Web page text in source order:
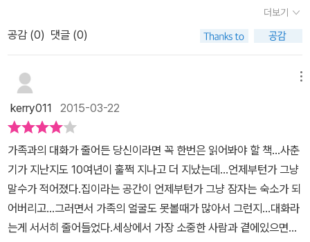
저자는 '가족이란 사람과 사람이 부대끼며 온갖 야단법석을 일으키는
인간관계의 압력솥이다'란 표현을 쓰면서 가족을 '소규모 담화 공동체
이자 언어를 통해 형성되고 유지되는 유기체로 본다'는데요. 그것은
가족이 소속감의 근원이요 개개인 존재의 기초이자 모든 행위의 초석
이기 때문이랍니다. 그리고 대화를 통해 가족이 형성되는 원리를 파
악하는데 활용되는 저자가 정의한 개념이 나오는데요. 그것은 <메시
지>와 <메타메시지>란 개념입니다. <메타메시지>란 입 밖으로 나
오진 않았으나 그 사람의 말투나 어휘와 같은 화법과 우리가 현재의
대화와 관련되어 있다고 생각하는 것들을 근거로 해서 추정하는 의미
라 합니다. 쉽게 얘기하자면 <메시지>는 겉뜻을 전달하는 것을 말하
고 <메타메시지>는 속뜻을 전달하는 것을 말하는 것 같습니다. 그 외
에도 <프레임 설정>, <결속>과 <통제>등 많은 개념들이 초장부터
재이면서 한편으로 나를 힘들게 하는 존재 이기도 하다.장점보다 단
점을 많이 이야기 할까? 그 의도를 모르는것 아닌데. 무조건 고칠라
타메세지와 프레임 재설정 하는 것 중요하다는 것 알게 되었다가족관
계에 돈톡하기 위해서 의도 하는 말을 제대로 이해하고, 오해하지 않
게 솔직하게 이야기 하면 즐거운 대화가 되지 않을까 생각이 들었다.
한 예시 담화를 보여줌으로써 오히려 동질감을 들게하는 방식으로 이
야기를 풀어나간다. 그래서 아마 언어학이라는 분야에 문외한인 사람
도 그다지 어렵지 않게 읽을 수 있다고 생각한다. 평소 가족간에 오가
는 대화에 문제가 있다고 생각한 사람, 가족끼리 어떻게 잘 대화로 풀
을 수 있을 거라고 생각된다. 최소한의 실마리는 얻어갈 수 있을거라
장담한다. 이 책은 1부와 2부로 나누어져 있는데, 1부에서는 '대화'
자체에 초점을 맞추고 가족 사이에서 이루어지는 대화가 어떤 특징을
보이고 또한 어떻게 분석되며 어떤식으로 접근해야 하는지를 다룬다.
아마 목차를 보는 것이 더 이해하기 쉬울 것이다.시작하는 글 _ 오늘
도 가족과 다툰 당신에게 1부 / 그런 뜻으로 한 말이 아닌데1. 다 사랑
해서 하는 말이야 : 가족의 말은 겉뜻과 속뜻이 다르다2. 넌 누구 편이
더보기
공감 (0) 댓글 (0)
kerry011 2015-03-22
가족과의 대화가 줄어든 당신이라면 꼭 한번은 읽어봐야 할 책...사춘
기가 지난지도 10여년이 훌쩍 지나고 더 지났는데...언제부턴가 그냥
말수가 적어졌다.집이라는 공간이 언제부턴가 그냥 잠자는 숙소가 되
어버리고...그러면서 가족의 얼굴도 못볼때가 많아서 그런지...대화라
는게 서서히 줄어들었다.세상에서 가장 소중한 사람과 곁에있으면서